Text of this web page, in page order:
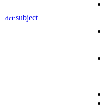
dct:subject